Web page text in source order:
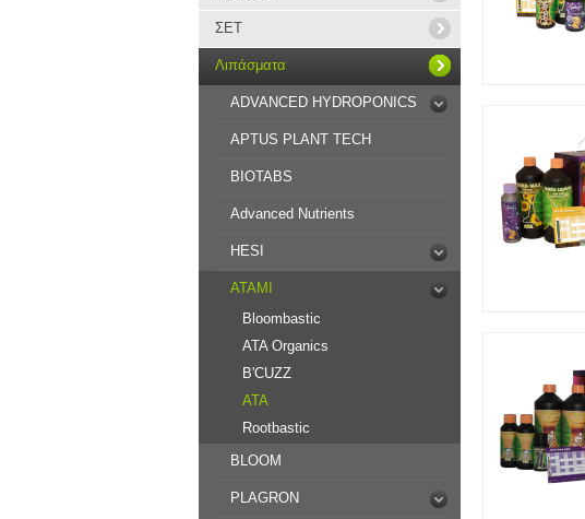
ΣΕΤ
Λιπάσματα
ADVANCED HYDROPONICS
APTUS PLANT TECH
BIOTABS
Advanced Nutrients
HESI
ATAMI
Bloombastic
ATA Organics
B'CUZZ
ATA
Rootbastic
BLOOM
PLAGRON